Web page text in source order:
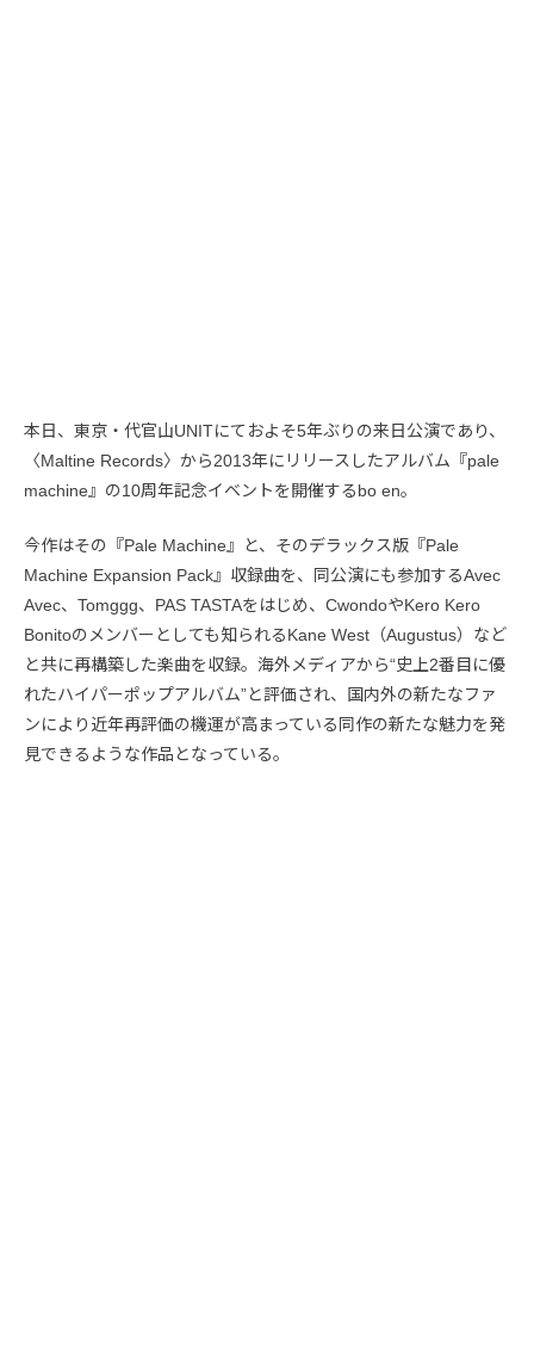
本日、東京・代官山UNITにておよそ5年ぶりの来日公演であり、
〈Maltine Records〉から2013年にリリースしたアルバム『pale
machine』の10周年記念イベントを開催するbo en。
今作はその『Pale Machine』と、そのデラックス版『Pale
Machine Expansion Pack』収録曲を、同公演にも参加するAvec
Avec、Tomggg、PAS TASTAをはじめ、CwondoやKero Kero
Bonitoのメンバーとしても知られるKane West（Augustus）など
と共に再構築した楽曲を収録。海外メディアから“史上2番目に優
れたハイパーポップアルバム”と評価され、国内外の新たなファ
ンにより近年再評価の機運が高まっている同作の新たな魅力を発
見できるような作品となっている。